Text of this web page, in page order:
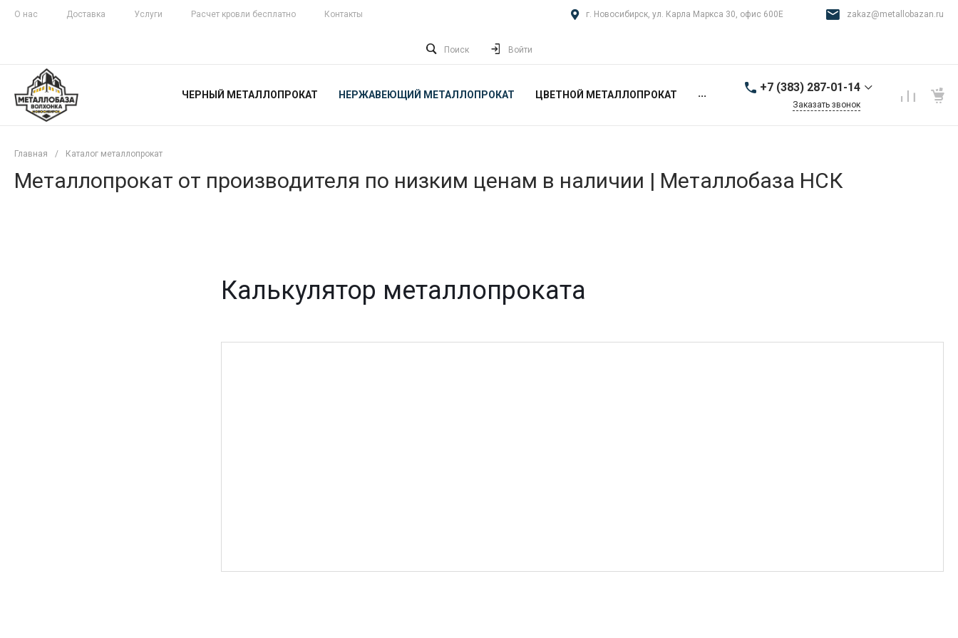
О нас Доставка Услуги Расчет кровли бесплатно Контакты г. Новосибирск, ул. Карла Маркса 30, офис 600Е zakaz@metallobazan.ru
Поиск Войти
ЧЕРНЫЙ МЕТАЛЛОПРОКАТ НЕРЖАВЕЮЩИЙ МЕТАЛЛОПРОКАТ ЦВЕТНОЙ МЕТАЛЛОПРОКАТ ... +7 (383) 287-01-14
9:00-18:00 пн-пт
Заказать звонок
Главная / Каталог металлопрокат
Металлопрокат от производителя по низким ценам в наличии | Металлобаза НСК
Калькулятор металлопроката